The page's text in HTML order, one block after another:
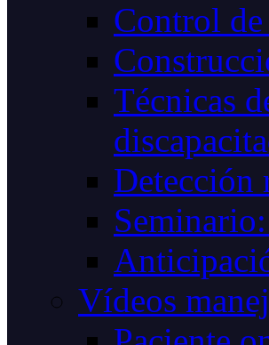
Control
Técnicas
Detección
Vídeos